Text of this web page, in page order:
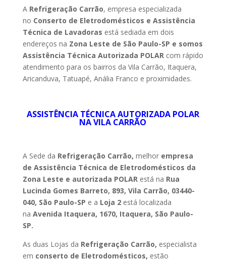
A Refrigeração Carrão, empresa especializada
no Conserto de Eletrodomésticos e Assistência
Técnica de Lavadoras está sediada em dois
endereços na Zona Leste de São Paulo-SP e somos
Assistência Técnica Autorizada POLAR com rápido
atendimento para os bairros da Vila Carrão, Itaquera,
Aricanduva, Tatuapé, Anália Franco e proximidades.
ASSISTÊNCIA TÉCNICA AUTORIZADA POLAR
NA VILA CARRÃO
A Sede da Refrigeração Carrão, melhorempresa
de Assistência Técnica de Eletrodomésticos da
Zona Leste e autorizada POLARestá na Rua
Lucinda Gomes Barreto, 893, Vila Carrão, 03440-
040, São Paulo-SP e a Loja 2está localizada
na Avenida Itaquera, 1670, Itaquera, São Paulo-
SP.
As duas Lojas da Refrigeração Carrão, especialista
em conserto de Eletrodomésticos, estão